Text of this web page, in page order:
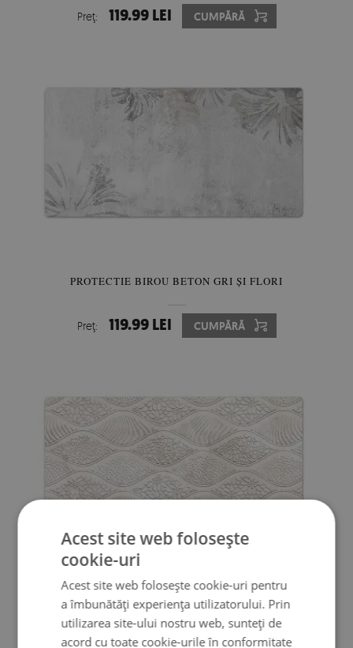
Preţ: 119.99 LEI CUMPĂRĂ
PROTECTIE BIROU BETON GRI ȘI FLORI
Preţ: 119.99 LEI CUMPĂRĂ
PROTECTIE BIROU MODEL PE LITORAL
Preţ: 119.99 LEI CUMPĂRĂ
Acest site web folosește
cookie-uri
Acest site web folosește cookie-uri pentru
a îmbunătăți experiența utilizatorului. Prin
utilizarea site-ului nostru web, sunteți de
acord cu toate cookie-urile în conformitate